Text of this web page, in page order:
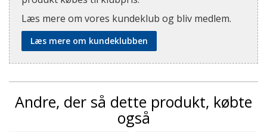
Læs mere om vores kundeklub og bliv medlem.
Læs mere om kundeklubben
Andre, der så dette produkt, købte
også